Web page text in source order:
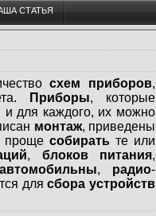
СТАТЬЯ
схем приборов,
Приборы, которые
и для каждого, их можно
монтаж, приведены
прощесобирать те или
, блоков питания,
автомобильны, радио-
длясбора устройств